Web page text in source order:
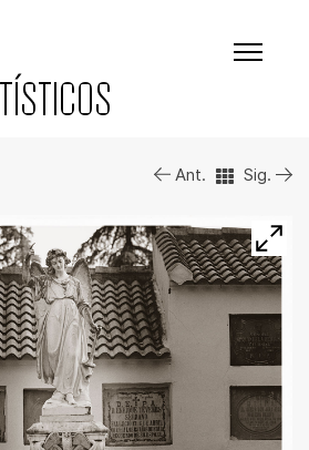
Ant. Sig.